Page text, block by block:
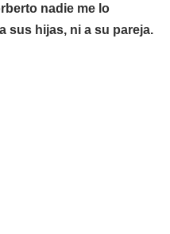
nadie me lo
sus hijas, ni a su pareja.